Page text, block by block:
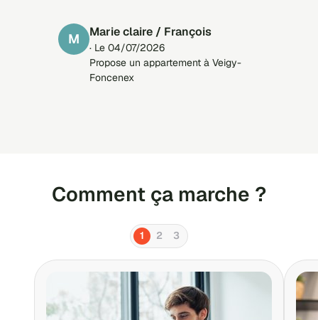
avec Locservice qu'avec des plate-
formes payantes.
M Marie claire / François
· Le 04/07/2026
Propose un appartement à Veigy-
Foncenex
Comment ça marche ?
1 2 3